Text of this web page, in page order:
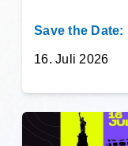
Save the Date:
16. Juli 2026